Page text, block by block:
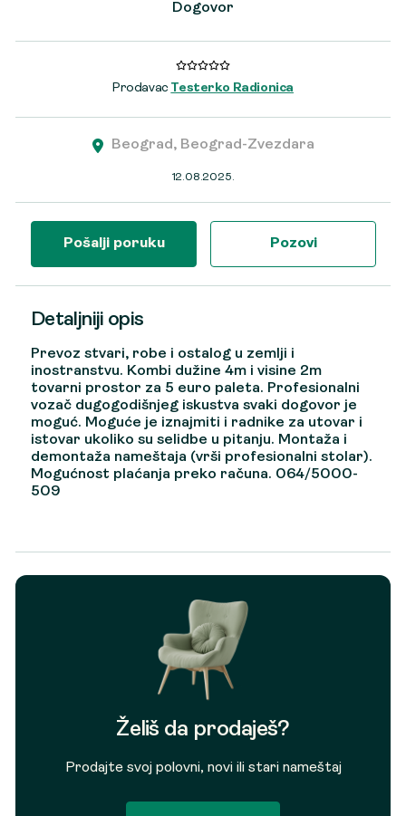
Dogovor
Prodavac Testerko Radionica
Beograd, Beograd-Zvezdara
12.08.2025.
Pošalji poruku Pozovi
Detaljniji opis
Prevoz stvari, robe i ostalog u zemlji i
inostranstvu. Kombi dužine 4m i visine 2m
tovarni prostor za 5 euro paleta. Profesionalni
vozač dugogodišnjeg iskustva svaki dogovor je
moguć. Moguće je iznajmiti i radnike za utovar i
istovar ukoliko su selidbe u pitanju. Montaža i
demontaža nameštaja (vrši profesionalni stolar).
Mogućnost plaćanja preko računa. 064/5000-
509
Želiš da prodaješ?
Prodajte svoj polovni, novi ili stari nameštaj